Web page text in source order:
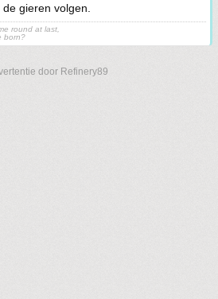
gieren volgen.
round at last,
born?
door Refinery89